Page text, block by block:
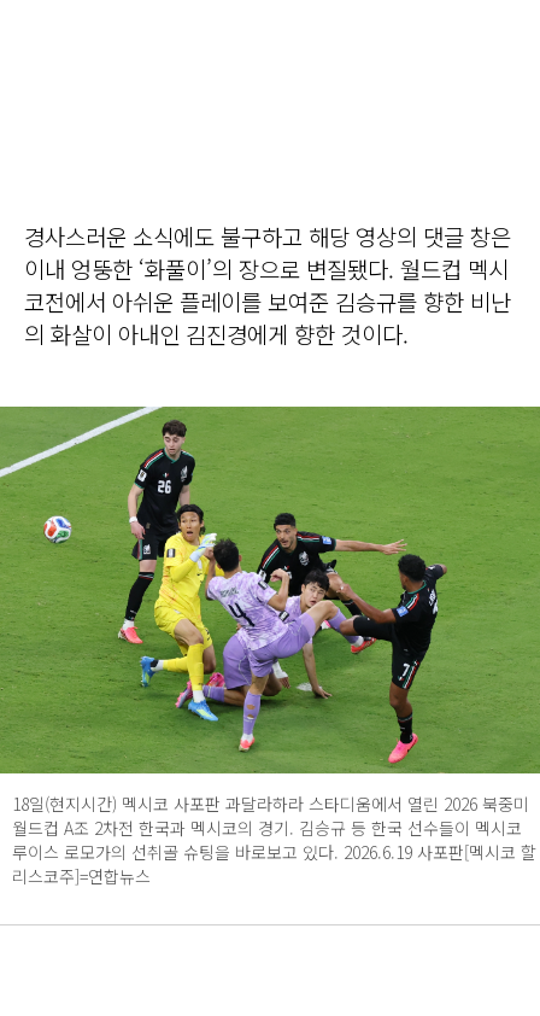
경사스러운 소식에도 불구하고 해당 영상의 댓글 창은
이내 엉뚱한 ‘화풀이’의 장으로 변질됐다. 월드컵 멕시
코전에서 아쉬운 플레이를 보여준 김승규를 향한 비난
의 화살이 아내인 김진경에게 향한 것이다.
18일(현지시간) 멕시코 사포판 과달라하라 스타디움에서 열린 2026 북중미
월드컵 A조 2차전 한국과 멕시코의 경기. 김승규 등 한국 선수들이 멕시코
루이스 로모가의 선취골 슈팅을 바로보고 있다. 2026.6.19 사포판[멕시코 할
리스코주]=연합뉴스